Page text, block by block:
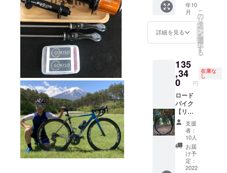
ませ
ん。
る際に
捩じら
ない
（結わ
ない）
組み方
※リアの
ドライ
ブ側
は、ス
ポーク
は捩じ
りま
す。 ※
イメー
ジ写真
は、リ
ム高の
選択で
ご参考
組） 真
鍮ニッ
プル：
黒 ※開
放組み
はス
がクロ
スする
場合、
捩じら
ない組
み方で
す。 ※
イメー
ジ写真
は、リ
ム高の
選択で
ご参考
にして
ボンホ
イール
35%off
+送料
通常販
売価格
円税込
※2022.6
月時点
カーボ
ンリム
700c（
UDマッ
トクリ
ア仕上
げ）
F:24H/
R24H
SAPIM
:CX-
年10
月
詳細を見る
こ
の
リ
タ
ー
ン
を
選
択
す
る
135
,34
0 円
在庫な
し
ロード
バイク
【リム
ブレー
キ】仕
様カー
ボンホ
イール
30%off
+送料
支援
者：
10人
お届
け予
定：
2022